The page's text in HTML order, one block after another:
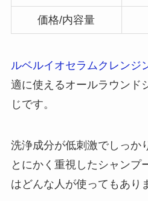
価格/内容量
ルベルイオセラムクレンジ
適に使えるオールラウンド
じです。
洗浄成分が低刺激でしっか
とにかく重視したシャンプ
はどんな人が使ってもあり